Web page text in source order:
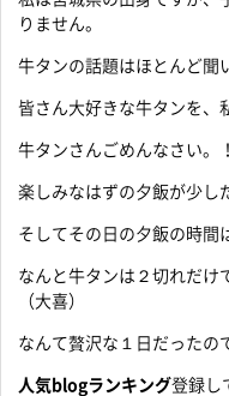
りません。
牛タンの話題はほとんど聞
皆さん大好きな牛タンを、
牛タンさんごめんなさい。！
楽しみなはずの夕飯が少し
そしてその日の夕飯の時間
なんと牛タンは２切れだけ
（大喜）
なんて贅沢な１日だったの
人気blogランキング登録し